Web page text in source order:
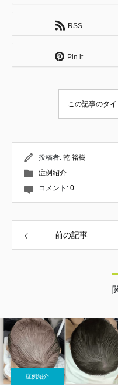
妊症
の方
りほ
とを
巡り
そん
う。
れま
た”
辛い
業。
RSS
Pin it
この記事のタ
投稿者: 乾 裕樹
症例紹介
コメント: 0
前の記事
症例紹介